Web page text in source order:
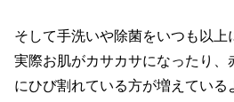
そして手洗いや除菌をいつも以上
実際お肌がカサカサになったり、
にひび割れている方が増えている